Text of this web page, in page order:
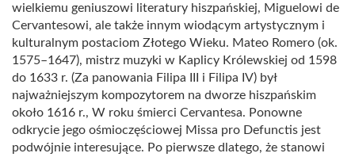
wielkiemu geniuszowi literatury hiszpańskiej, Miguelowi de
Cervantesowi, ale także innym wiodącym artystycznym i
kulturalnym postaciom Złotego Wieku. Mateo Romero (ok.
1575–1647), mistrz muzyki w Kaplicy Królewskiej od 1598
do 1633 r. (Za panowania Filipa III i Filipa IV) był
najważniejszym kompozytorem na dworze hiszpańskim
około 1616 r., W roku śmierci Cervantesa. Ponowne
odkrycie jego ośmioczęściowej Missa pro Defunctis jest
podwójnie interesujące. Po pierwsze dlatego, że stanowi